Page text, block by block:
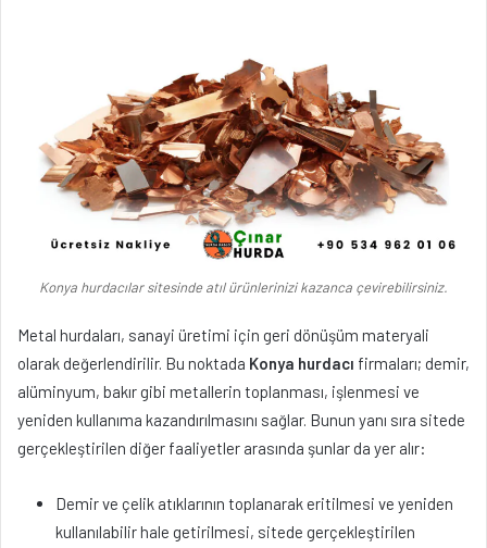
Konya hurdacılar sitesinde atıl ürünlerinizi kazanca çevirebilirsiniz.
Metal hurdaları, sanayi üretimi için geri dönüşüm materyali
olarak değerlendirilir. Bu noktada Konya hurdacı firmaları; demir,
alüminyum, bakır gibi metallerin toplanması, işlenmesi ve
yeniden kullanıma kazandırılmasını sağlar. Bunun yanı sıra sitede
gerçekleştirilen diğer faaliyetler arasında şunlar da yer alır:
Demir ve çelik atıklarının toplanarak eritilmesi ve yeniden
kullanılabilir hale getirilmesi, sitede gerçekleştirilen